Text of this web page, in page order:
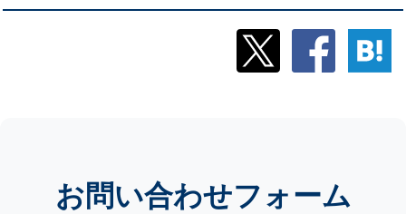
お問い合わせフォーム